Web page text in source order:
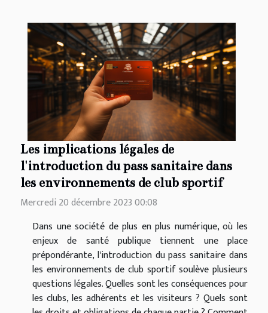
Les implications légales de
l'introduction du pass sanitaire dans
les environnements de club sportif
Mercredi 20 décembre 2023 00:08
Dans une société de plus en plus numérique, où les
enjeux de santé publique tiennent une place
prépondérante, l'introduction du pass sanitaire dans
les environnements de club sportif soulève plusieurs
questions légales. Quelles sont les conséquences pour
les clubs, les adhérents et les visiteurs ? Quels sont